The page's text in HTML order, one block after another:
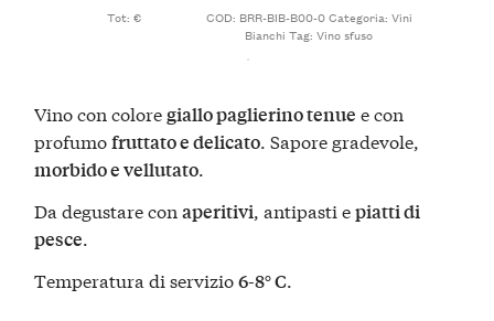
Tot: € COD: BRR-BIB-B00-0Categoria: Vini
Bianchi Tag:Vino sfuso
Vino con coloregiallo paglierino tenue e con
profumofruttato e delicato. Sapore gradevole,
morbido e vellutato.
Da degustare conaperitivi, antipasti epiatti di
pesce.
Temperatura di servizio6-8° C